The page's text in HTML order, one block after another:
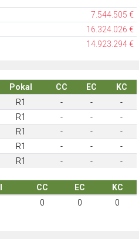
7.544.505 €
16.324.026 €
14.923.294 €
Pokal CC EC
KC
R1 - -
-
R1 - -
-
R1 - -
-
R1 - -
-
R1 - - -
CC EC
KC
0 0 0